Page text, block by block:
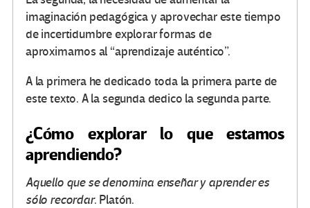
imaginación pedagógica y aprovechar este tiempo
de incertidumbre explorar formas de
aproximarnos al “aprendizaje auténtico”.
A la primera he dedicado toda la primera parte de
este texto. A la segunda dedico la segunda parte.
¿Cómo explorar lo que estamos
aprendiendo?
Aquello que se denomina enseñar y aprender es
sólo recordar. Platón.